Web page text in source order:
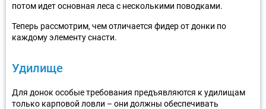
потом идет основная леса с несколькими поводками.
Теперь рассмотрим, чем отличается фидер от донки по
каждому элементу снасти.
Удилище
Для донок особые требования предъявляются к удилищам
только карповой ловли – они должны обеспечивать